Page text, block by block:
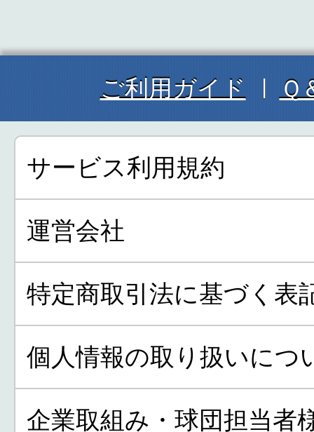
ご利用ガイド Ｑ
サービス利用規約
運営会社
特定商取引法に基づく表
個人情報の取り扱いにつ
企業取組み・球団担当者